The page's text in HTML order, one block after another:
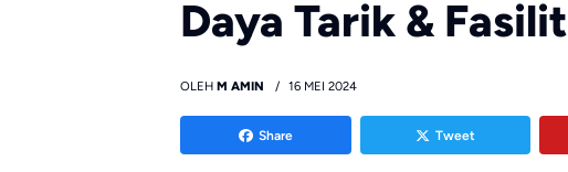
Daya Tarik &
OLEH M AMIN 16 MEI 2024
Share Tweet